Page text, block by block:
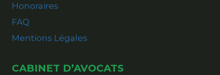
Honoraires
FAQ
Mentions Légales
CABINET D’AVOCATS